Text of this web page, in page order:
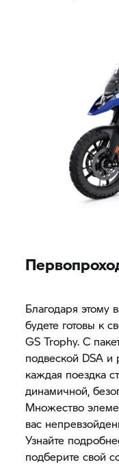
Благодаря этому
будете готовы к
GS Trophy. С
подвеской DSA
каждая поездка
динамичной,
Множество
вас
Узнайте
подберите свой